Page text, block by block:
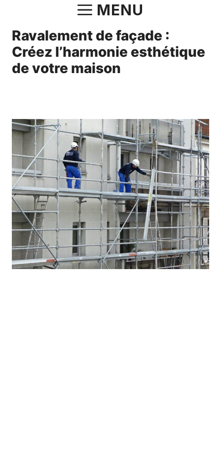
contenu
MENU
Ravalement de façade :
Créez l’harmonie esthétique
de votre maison